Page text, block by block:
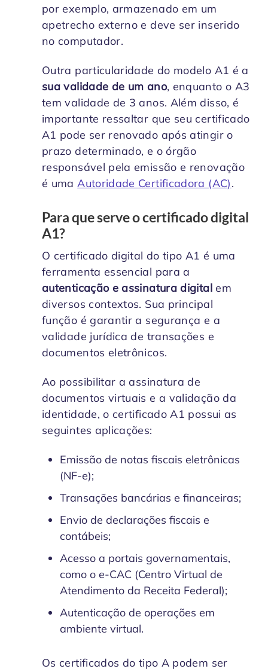
por exemplo, armazenado em um
apetrecho externo e deve ser inserido
no computador.
Outra particularidade do modelo A1 é a
sua validade de um ano, enquanto o A3
tem validade de 3 anos. Além disso, é
importante ressaltar que seu certificado
A1 pode ser renovado após atingir o
prazo determinado, e o órgão
responsável pela emissão e renovação
é umaAutoridade Certificadora (AC).
Para que serve o certificado digital
A1?
O certificado digital do tipo A1 é uma
ferramenta essencial para a
autenticação e assinatura digitalem
diversos contextos. Sua principal
função é garantir a segurança e a
validade jurídica de transações e
documentos eletrônicos.
Ao possibilitar a assinatura de
documentos virtuais e a validação da
identidade, o certificado A1 possui as
seguintes aplicações:
Emissão de notas fiscais eletrônicas
(NF-e);
Transações bancárias e financeiras;
Envio de declarações fiscais e
contábeis;
Acesso a portais governamentais,
como o e-CAC (Centro Virtual de
Atendimento da Receita Federal);
Autenticação de operações em
ambiente virtual.
Os certificados do tipo A podem ser